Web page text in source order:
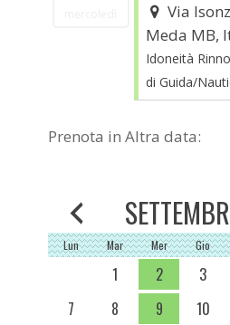
Via
Meda MB,
Idoneità
di Guida/
Prenota in Altra data:
Lun Mar Mer Gio
1 2 3
7
8 9 10